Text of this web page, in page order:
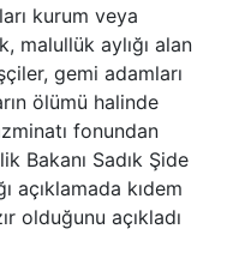
kurum veya
malullük aylığı alan
gemi adamları
ölümü halinde
fonundan
Bakanı Sadık Şide
açıklamada kıdem
olduğunu açıkladı